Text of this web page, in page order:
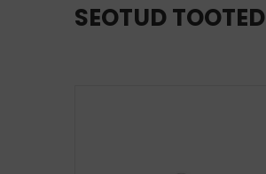
SEOTUD TOOTED